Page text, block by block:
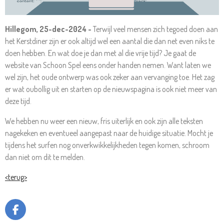
Hillegom, 25-dec-2024 - Terwijl veel mensen zich tegoed doen aan
het Kerstdiner zijn er ook altijd wel een aantal die dan net even niks te
doen hebben. En wat doe je dan met al die vrije tijd? Je gaat de
website van Schoon Spel eens onder handen nemen. Want laten we
wel zijn, het oude ontwerp was ook zeker aan vervanging toe. Het zag
er wat oubollig uit en starten op de nieuwspagina is ook niet meer van
deze tijd.
We hebben nu weer een nieuw, fris uiterlijk en ook zijn alle teksten
nagekeken en eventueel aangepast naar de huidige situatie. Mocht je
tijdens het surfen nog onverkwikkelijkheden tegen komen, schroom
dan niet om dit te melden.
<terug>
F